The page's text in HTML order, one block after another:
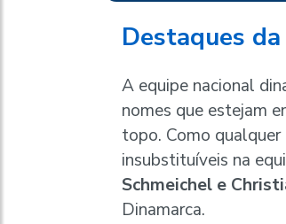
Destaques
A equipe nacional
nomes que estejam
topo. Como
insubstituíveis na
Schmeichel e
Dinamarca.